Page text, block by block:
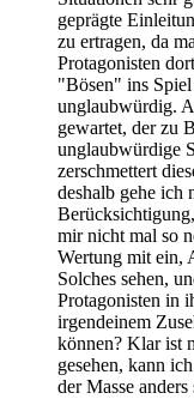
geprägte
zu ertragen, da
Protagonisten
"Bösen" ins
unglaubwürdig.
gewartet, der zu
unglaubwürdige
zerschmettert
deshalb gehe ich
mir nicht mal so
Wertung mit ein,
Solches sehen,
Protagonisten in
irgendeinem
können? Klar ist
gesehen, kann
der Masse anders